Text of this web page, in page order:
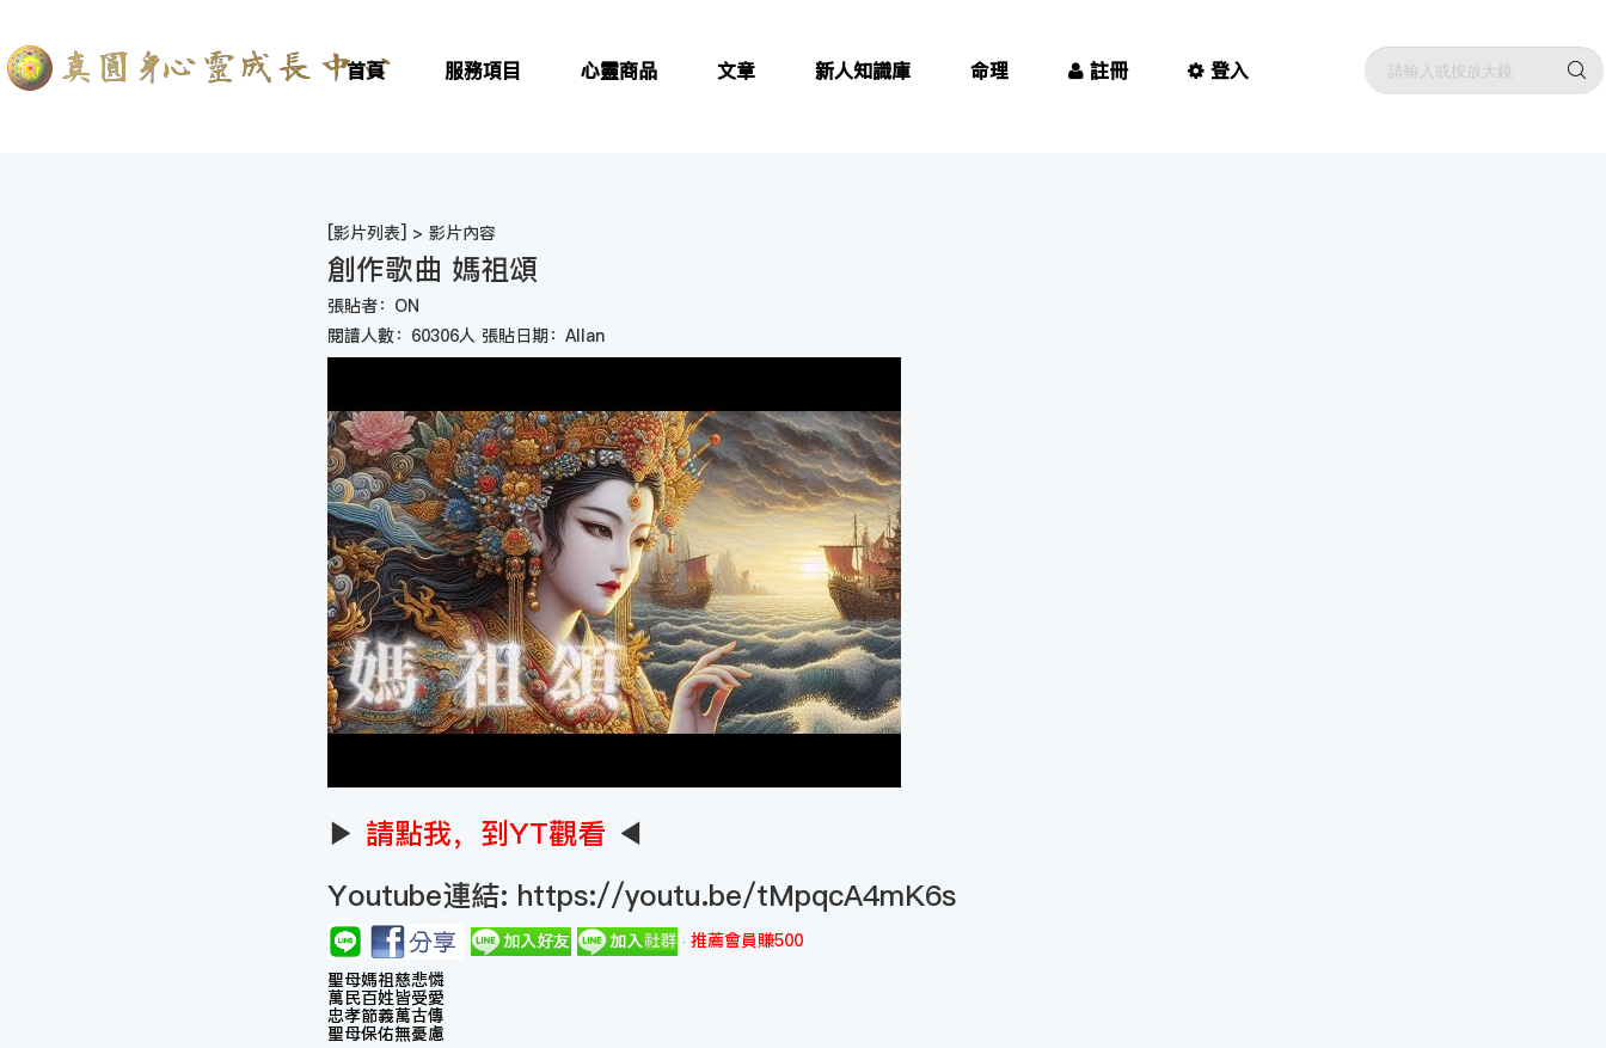
首頁 服務項目 心靈商品 文章 新人知識庫 命理 註冊 登入
[影片列表] > 影片內容
創作歌曲 媽祖頌
張貼者：ON
閱讀人數：60306人 張貼日期：Allan
▶ 請點我，到YT觀看 ◀
Youtube連結: https://youtu.be/tMpqcA4mK6s
推薦會員賺500
聖母媽祖慈悲憐
萬民百姓皆受愛
忠孝節義萬古傳
聖母保佑無憂慮